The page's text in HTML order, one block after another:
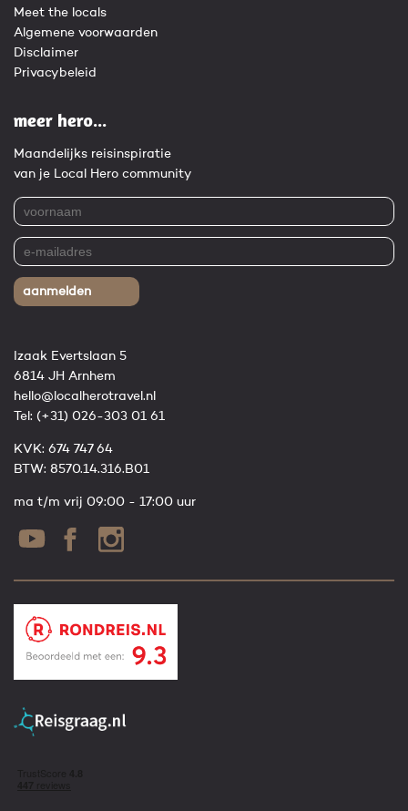
Meet the locals
Algemene voorwaarden
Disclaimer
Privacybeleid
meer hero...
Maandelijks reisinspiratie
van je Local Hero community
aanmelden
Izaak Evertslaan 5
6814 JH Arnhem
hello@localherotravel.nl
Tel: (+31) 026-303 01 61
KVK: 674 747 64
BTW: 8570.14.316.B01
ma t/m vrij 09:00 - 17:00 uur